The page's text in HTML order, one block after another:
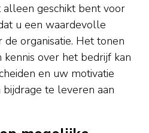
alleen geschikt bent voor
u een waardevolle
de organisatie. Het tonen
over het bedrijf kan
en uw motivatie
te leveren aan